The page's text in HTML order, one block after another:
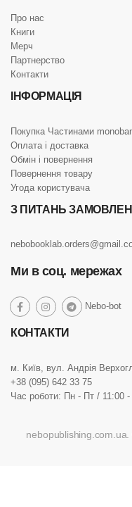
Про нас
Книги
Мерч
Партнерство
Контакти
ІНФОРМАЦІЯ
Покупка Частинами
Оплата і доставка
Обмін і повернення
Повернення товару
Угода користувача
З ПИТАНЬ
Ми в соц. мережах
social social socialNebo-bot
КОНТАКТИ
м. Київ, вул. Андрія
+38 (095) 642 33 75
Час роботи: Пн - Пт / 11:00 -
nebopublishing.com.ua.